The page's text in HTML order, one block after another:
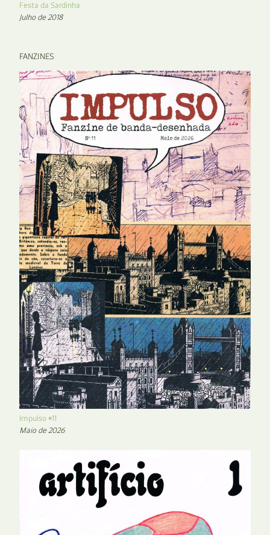
Festa da Sardinha
Julho de 2018
FANZINES
Impulso #11
Maio de 2026